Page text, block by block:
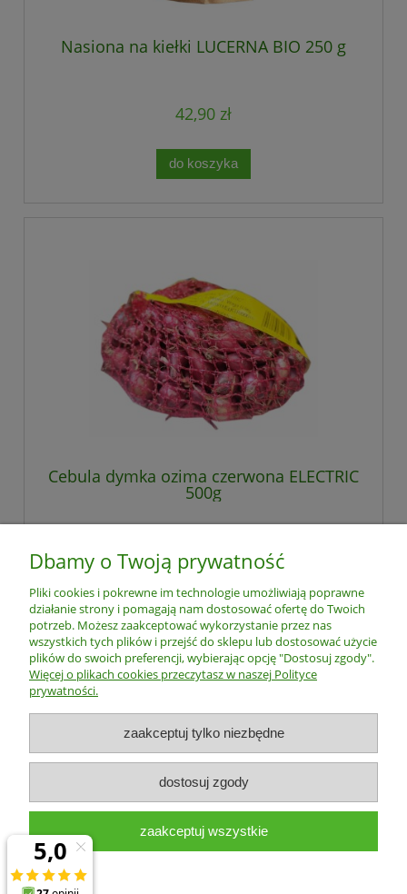
Nasiona na kiełki LUCERNA BIO 250 g
42,90 zł
do koszyka
Cebula dymka ozima czerwona ELECTRIC
500g
powiadom o dostępności
Pomoc
Dostawa i płatność
Moje konto
Gwarancja i zwroty
O firmie
Dbamy o Twoją prywatność
Pliki cookies i pokrewne im technologie umożliwiają poprawne
działanie strony i pomagają nam dostosować ofertę do Twoich
potrzeb. Możesz zaakceptować wykorzystanie przez nas
wszystkich tych plików i przejść do sklepu lub dostosować użycie
plików do swoich preferencji, wybierając opcję "Dostosuj zgody".
Więcej o plikach cookies przeczytasz w naszej Polityce
prywatności.
zaakceptuj tylko niezbędne
dostosuj zgody
zaakceptuj wszystkie